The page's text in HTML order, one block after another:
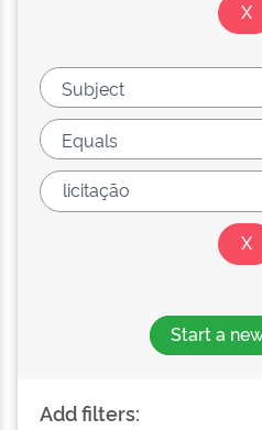
Start a
Add filters: